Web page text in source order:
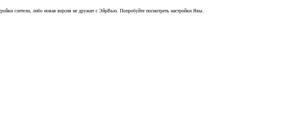
слетели, либо новая версия не дружит с ЭйрВью. Попробуйте посмотреть настройки Явы.